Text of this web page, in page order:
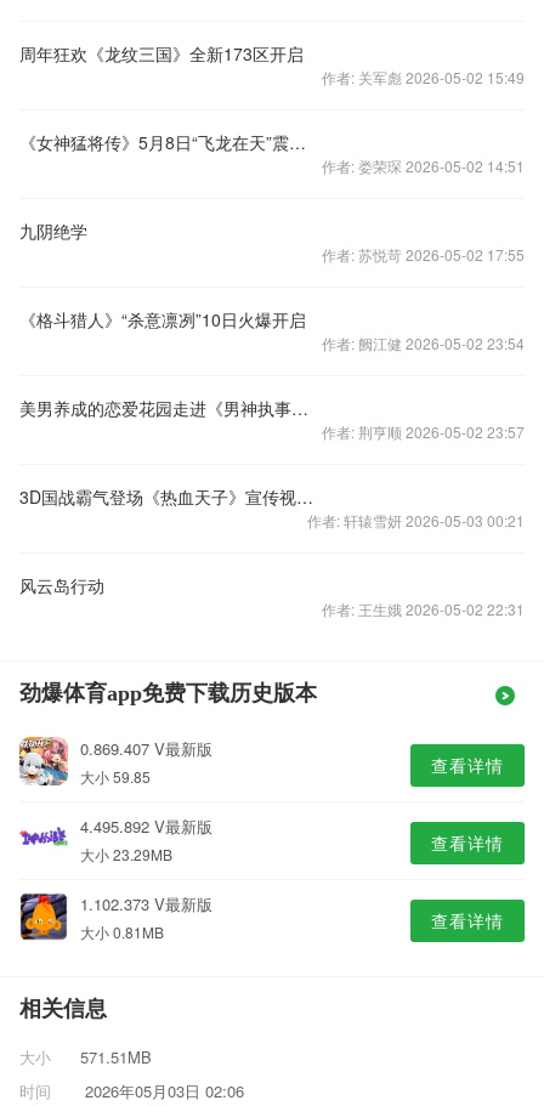
周年狂欢《龙纹三国》全新173区开启
作者: 关军彪 2026-05-02 15:49
《女神猛将传》5月8日“飞龙在天”震撼开启
作者: 娄荣琛 2026-05-02 14:51
九阴绝学
作者: 苏悦苛 2026-05-02 17:55
《格斗猎人》“杀意凛冽”10日火爆开启
作者: 阙江健 2026-05-02 23:54
美男养成的恋爱花园走进《男神执事团》
作者: 荆亨顺 2026-05-02 23:57
3D国战霸气登场《热血天子》宣传视频首曝
作者: 轩辕雪妍 2026-05-03 00:21
风云岛行动
作者: 王生娥 2026-05-02 22:31
劲爆体育app免费下载历史版本
0.869.407 V最新版
大小 59.85 查看详情
4.495.892 V最新版
大小 23.29MB 查看详情
1.102.373 V最新版
大小 0.81MB 查看详情
相关信息
大小
571.51MB
时间
2026年05月03日 02:06